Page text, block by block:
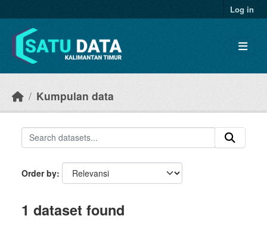
Log in
Kumpulan data
Order by
1 dataset found